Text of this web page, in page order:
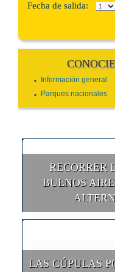
Fecha de salida:
Información general
Parques nacionales
RECORRER
BUENOS
LAS CÚPULAS